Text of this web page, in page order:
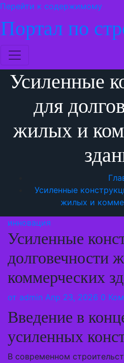
Перейти к содержимому
Портал по
Усиленные
для
жилых и
Усиленные
жилых и
инновация
Усиленные
долговечности
коммерческих
от admin Апр 23, 2026 0
Введение в
усиленных
В современном